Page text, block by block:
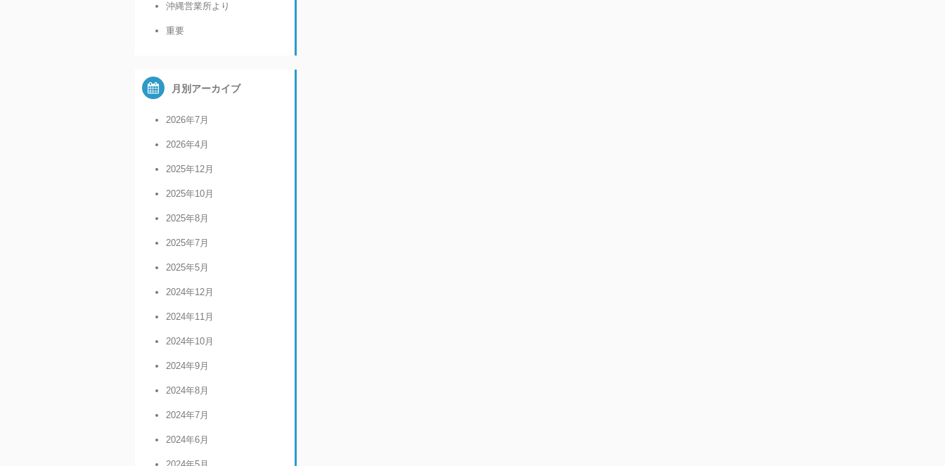
沖縄営業所より
重要
月別アーカイブ
2026年7月
2026年4月
2025年12月
2025年10月
2025年8月
2025年7月
2025年5月
2024年12月
2024年11月
2024年10月
2024年9月
2024年8月
2024年7月
2024年6月